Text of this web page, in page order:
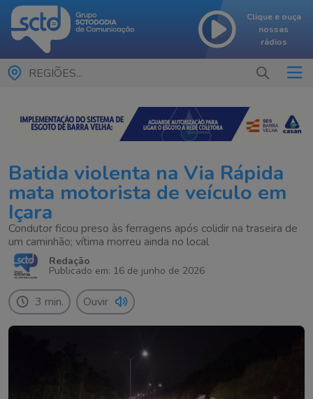
Clique e ouça
nossas
rádios
REGIÕES...
Batida violenta na Via Rápida
mata motorista de veículo em
Içara
Condutor ficou preso às ferragens após colidir na traseira de
um caminhão; vítima morreu ainda no local
Redação
Publicado em: 16 de junho de 2026
3 min. Ouvir